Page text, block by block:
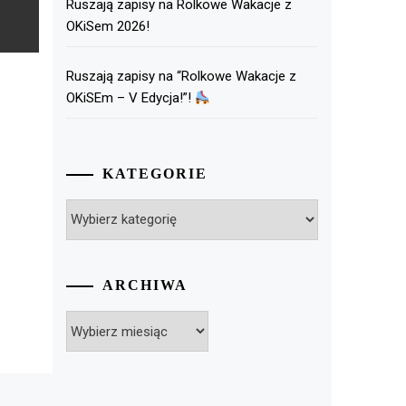
Ruszają zapisy na Rolkowe Wakacje z
OKiSem 2026!
Ruszają zapisy na “Rolkowe Wakacje z
OKiSEm – V Edycja!”!
KATEGORIE
ARCHIWA